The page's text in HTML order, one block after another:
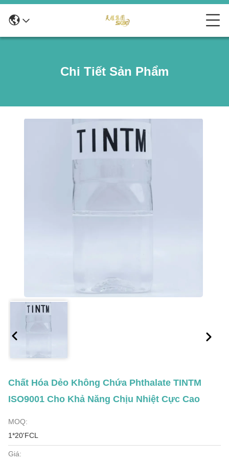
Chi Tiết Sản Phẩm
Chất Hóa Dẻo Không Chứa Phthalate TINTM
ISO9001 Cho Khả Năng Chịu Nhiệt Cực Cao
MOQ:
1*20'FCL
Giá: